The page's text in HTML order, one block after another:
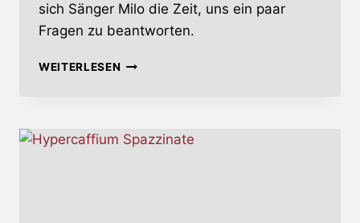
sich Sänger Milo die Zeit, uns ein paar
Fragen zu beantworten.
WEITERLESENDESCENDENTS